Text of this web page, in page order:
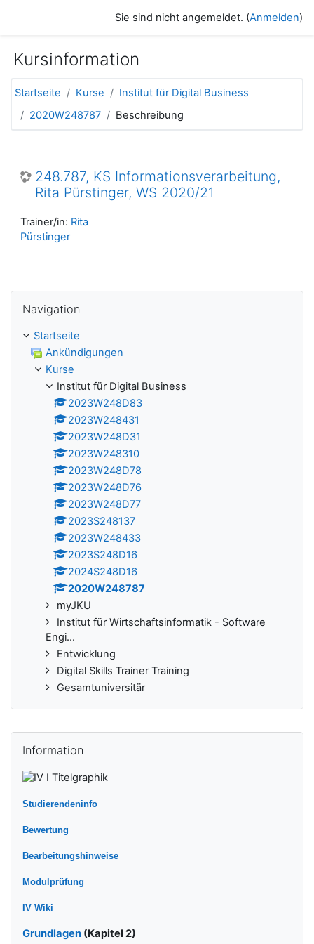
Sie sind nicht angemeldet. (Anmelden)
Kursinformation
Startseite Kurse
Institut für Digital Business
2020W248787
Beschreibung
248.787, KS Informationsverarbeitung,
Rita Pürstinger, WS 2020/21
Trainer/in: Rita
Pürstinger
Navigation
Startseite
Ankündigungen
Kurse
Institut für Digital Business
2023W248D83
2023W248431
2023W248D31
2023W248310
2023W248D78
2023W248D76
2023W248D77
2023S248137
2023W248433
2023S248D16
2024S248D16
2020W248787
myJKU
Institut für Wirtschaftsinformatik - Software
Engi...
Entwicklung
Digital Skills Trainer Training
Gesamtuniversitär
Information
Studierendeninfo
Bewertung
Bearbeitungshinweise
Modulprüfung
IV Wiki
Grundlagen (Kapitel 2)